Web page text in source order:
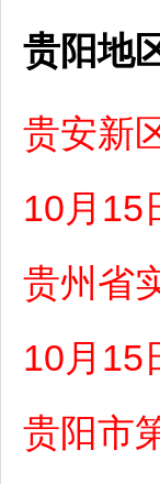
贵阳地
贵安新
10月15
贵州省
10月15
贵阳市